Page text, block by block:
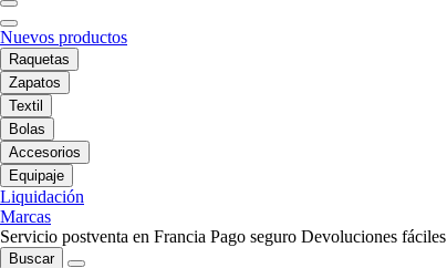
Nuevos productos
Raquetas
Zapatos
Textil
Bolas
Accesorios
Equipaje
Liquidación
Marcas
Servicio postventa en Francia Pago seguro Devoluciones fáciles
Buscar